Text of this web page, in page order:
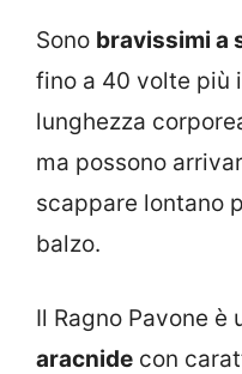
Sono bravissimi a
fino a 40 volte più
lunghezza
ma possono
scappare lontano
balzo.
Il Ragno Pavone è
aracnide con